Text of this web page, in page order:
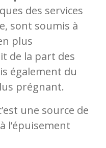
des services
sont soumis à
plus
de la part des
également du
prégnant.
une source de
l’épuisement